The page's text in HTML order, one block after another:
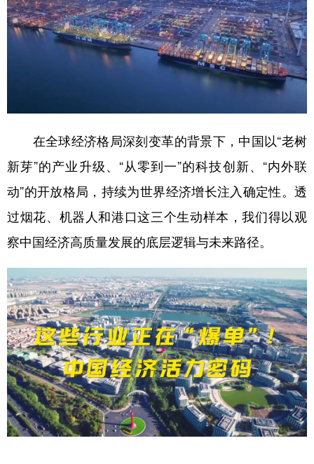
在全球经济格局深刻变革的背景下，中国以“老树
新芽”的产业升级、“从零到一”的科技创新、“内外联
动”的开放格局，持续为世界经济增长注入确定性。透
过烟花、机器人和港口这三个生动样本，我们得以观
察中国经济高质量发展的底层逻辑与未来路径。